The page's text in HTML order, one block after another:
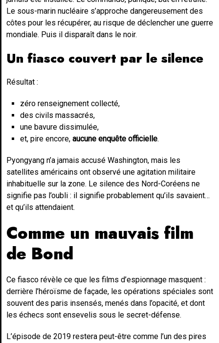
Le sous-marin nucléaire s’approche dangereusement des
côtes pour les récupérer, au risque de déclencher une guerre
mondiale. Puis il disparaît dans le noir.
Un fiasco couvert par le silence
Résultat :
zéro renseignement collecté,
des civils massacrés,
une bavure dissimulée,
et, pire encore, aucune enquête officielle.
Pyongyang n’a jamais accusé Washington, mais les
satellites américains ont observé une agitation militaire
inhabituelle sur la zone. Le silence des Nord-Coréens ne
signifie pas l’oubli : il signifie probablement qu’ils savaient…
et qu’ils attendaient.
Comme un mauvais film
de Bond
Ce fiasco révèle ce que les films d’espionnage masquent :
derrière l’héroïsme de façade, les opérations spéciales sont
souvent des paris insensés, menés dans l’opacité, et dont
les échecs sont ensevelis sous le secret-défense.
L’épisode de 2019 restera peut-être comme l’un des pires